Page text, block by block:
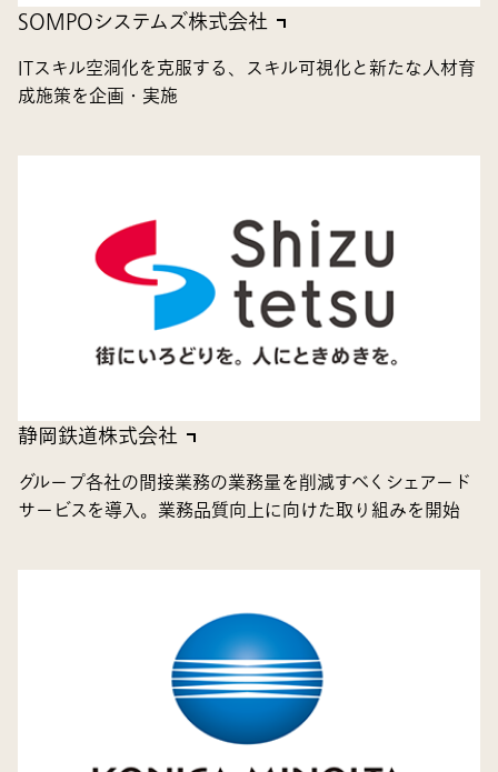
SOMPOシステムズ株式会社
ITスキル空洞化を克服する、スキル可視化と新たな人材育
成施策を企画・実施
静岡鉄道株式会社
グループ各社の間接業務の業務量を削減すべくシェアード
サービスを導入。業務品質向上に向けた取り組みを開始